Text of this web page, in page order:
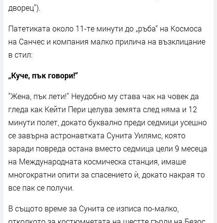
дворец").
Патетиката около 11-те минути до „ръба“ на Космоса
на Санчес и компания малко прилича на възклицание
в стил:
„Куче, пък говори!“
"Жена, пък лети!" Неудобно му става чак на човек да
гледа как Кейти Пери целува земята след няма и 12
минути полет, докато буквално преди седмици усешно
се завърна астронавтката Сунита Уилямс, която
заради повреда остана вместо седмица цели 9 месеца
на Международната космическа станция, имаше
многократни опити за спасението ѝ, докато накрая то
все пак се получи.
В същото време за Сунита се изписа по-малко,